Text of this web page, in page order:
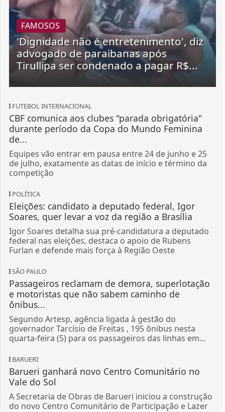
FAMOSOS
'Dignidade não é entretenimento', diz
advogado de paraibanas após
Tirullipa ser condenado a pagar R$...
FUTEBOL INTERNACIONAL
CBF comunica aos clubes "parada obrigatória"
durante período da Copa do Mundo Feminina
de...
Equipes vão entrar em pausa entre 24 de junho e 25
de julho, exatamente as datas de início e término da
competição
POLÍTICA
Eleições: candidato a deputado federal, Igor
Soares, quer levar a voz da região a Brasília
Igor Soares detalha sua pré-candidatura a deputado
federal nas eleições, destaca o apoio de Rubens
Furlan e defende mais força à Região Oeste
SÃO PAULO
Passageiros reclamam de demora, superlotação
e motoristas que não sabem caminho de
ônibus...
Segundo Artesp, agência ligada à gestão do
governador Tarcísio de Freitas , 195 ônibus nesta
quarta-feira (5) para os passageiros das linhas em...
BARUERI
Barueri ganhará novo Centro Comunitário no
Vale do Sol
A Secretaria de Obras de Barueri iniciou a construção
do novo Centro Comunitário de Participação e Lazer